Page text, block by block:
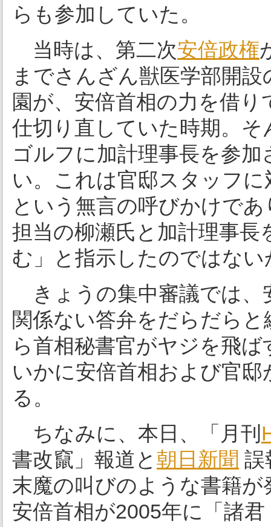
らも参加していた。
当時は、第二次安倍政権
までさんざん獣医学部開
園が、安倍首相の力を借
仕切り直していた時期。
ゴルフに加計理事長を参
い。これは官邸スタッフ
という無言の呼びかけで
担当の柳瀬氏と加計理事
む」と指示したのではない
きょうの集中審議では、
関係ない答弁をだらだら
ら首相秘書官がヤジを飛
いかに安倍首相および官
る。
ちなみに、本日、「月刊
書改竄」報道と 朝日新聞 誤
末魔の叫びのような書籍
安倍首相が2005年に「諸